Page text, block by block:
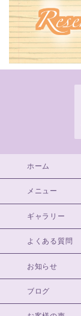
ホーム
メニュー
ギャラリー
よくある質問
お知らせ
ブログ